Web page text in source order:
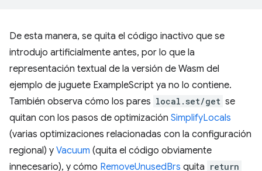
De esta manera, se quita el código inactivo que se
introdujo artificialmente antes, por lo que la
representación textual de la versión de Wasm del
ejemplo de juguete ExampleScript ya no lo contiene.
También observa cómo los pares local.set/get se
quitan con los pasos de optimización SimplifyLocals
(varias optimizaciones relacionadas con la configuración
regional) y Vacuum (quita el código obviamente
innecesario), y cómo RemoveUnusedBrs quita return